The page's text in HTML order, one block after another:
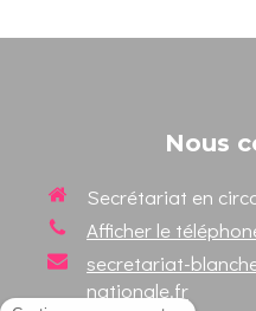
Nous
Secrétariat en
Afficher le
secretariat-
nationale.fr